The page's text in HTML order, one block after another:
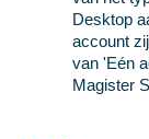
Desktop
account
van 'Eén
Magister